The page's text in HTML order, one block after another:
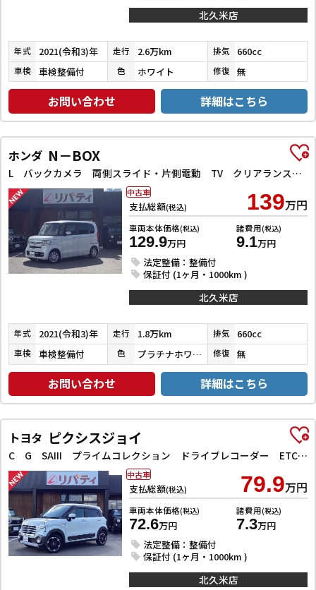
北久米店
年式 2021(令和3)年 走行 2.6万km 排気 660cc
車検 車検整備付 色 ホワイト 修復 無
お問い合わせ 詳細はこちら
ホンダ N－BOX
L バックカメラ 両側スライド・片側電動 TV クリアランスソナー オートクルーズコントロール レーンアシスト 衝突被害軽減システム オートライト スマートキー アイドリングストップ 電動格納ミラー
支払総額(税込) 139万円
車両本体価格(税込)
129.9万円
諸費用(税込)
9.1万円
法定整備：整備付
保証付 (1ヶ月・1000km )
中古車
北久米店
年式 2021(令和3)年 走行 1.8万km 排気 660cc
車検 車検整備付 色 プラチナホワイトパール 修復 無
お問い合わせ 詳細はこちら
トヨタ ピクシスジョイ
C G SAIII プライムコレクション ドライブレコーダー ETC バックカメラ ナビ TV クリアランスソナー 衝突被害軽減システム オートマチックハイビーム オートライト スマートキー アイドリングストップ 電動格納ミラー
支払総額(税込) 79.9万円
車両本体価格(税込)
72.6万円
諸費用(税込)
7.3万円
法定整備：整備付
保証付 (1ヶ月・1000km )
中古車
北久米店